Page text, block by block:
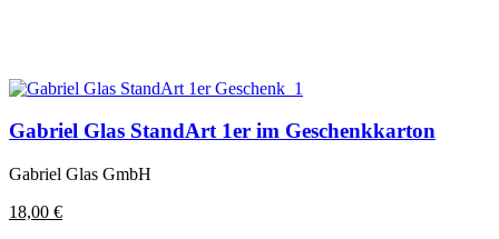
Gabriel Glas StandArt 1er im Geschenkkarton
Gabriel Glas GmbH
18,00 €